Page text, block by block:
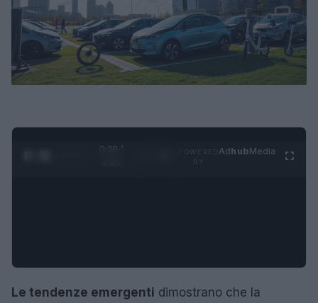
0:28 /
AdhubMedia
Le tendenze emergenti dimostrano che la